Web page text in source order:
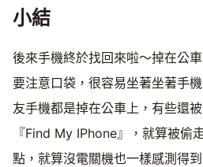
小結
後來手機終於找回來啦～掉在公
要注意口袋，很容易坐著坐著手
友手機都是掉在公車上，有些還
『Find My IPhone』，就算被偷
點，就算沒電關機也一樣感測得